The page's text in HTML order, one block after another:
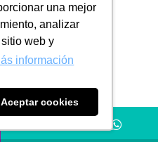
una mejor
analizar
web y
información
Aceptar cookies
pérdida de
dentro de la
puede traducirse en
rotación, pérdida
para sostener una